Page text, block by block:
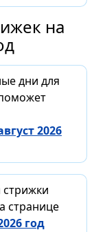
на
дни для
2026
странице
год